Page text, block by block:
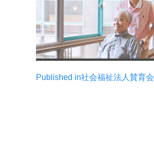
投
Published in社会福祉法人賛育会